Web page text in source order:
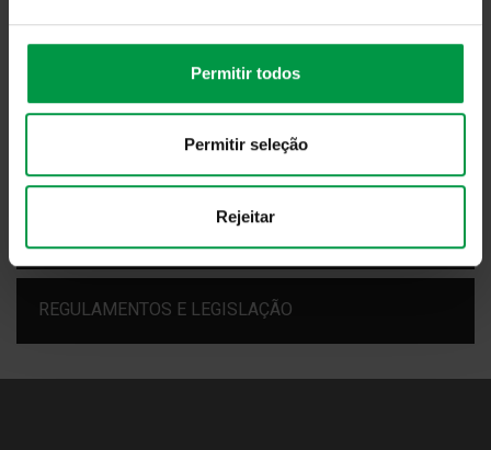
Permitir todos
Permitir seleção
Rejeitar
INDICADORES E ESTATÍSTICAS
REGULAMENTOS E LEGISLAÇÃO